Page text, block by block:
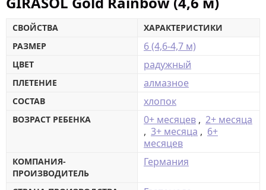
СВОЙСТВА
ХАРАКТЕРИСТИКИ
РАЗМЕР
6 (4,6-4,7 м)
ЦВЕТ радужный
ПЛЕТЕНИЕ алмазное
СОСТАВ хлопок
ВОЗРАСТ РЕБЕНКА 0+ месяцев , 2+ месяца
, 3+ месяца , 6+
месяцев
КОМПАНИЯ-
ПРОИЗВОДИТЕЛЬ
Германия